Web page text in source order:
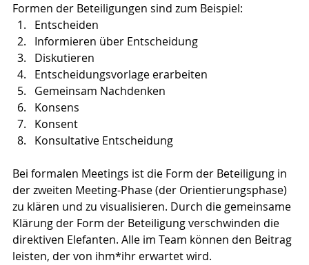
Formen der Beteiligungen sind zum Beispiel:
Entscheiden
Informieren über Entscheidung
Diskutieren
Entscheidungsvorlage erarbeiten
Gemeinsam Nachdenken
Konsens
Konsent
Konsultative Entscheidung
Bei formalen Meetings ist die Form der Beteiligung in
der zweiten Meeting-Phase (der Orientierungsphase)
zu klären und zu visualisieren. Durch die gemeinsame
Klärung der Form der Beteiligung verschwinden die
direktiven Elefanten. Alle im Team können den Beitrag
leisten, der von ihm*ihr erwartet wird.